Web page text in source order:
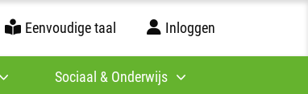
Eenvoudige taal Inloggen
Sociaal & Onderwijs